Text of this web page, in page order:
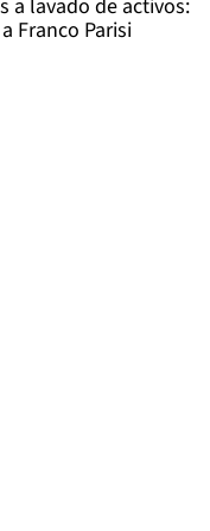
a lavado de activos:
Franco Parisi